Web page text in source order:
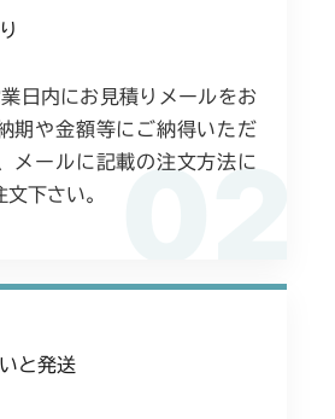
02
日内にお見積りメールをお
期や金額等にご納得いただ
メールに記載の注文方法に
下さい。
と発送